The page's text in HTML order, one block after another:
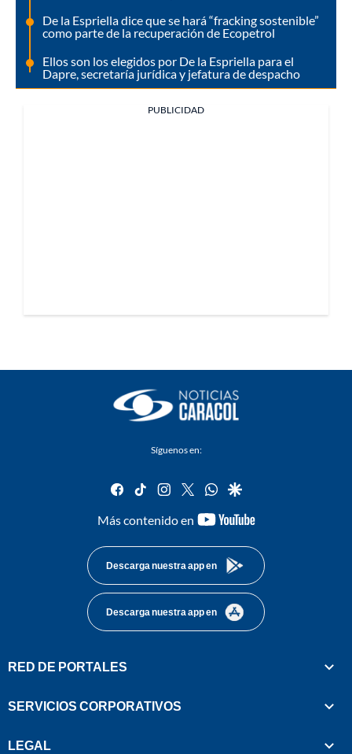
De la Espriella dice que se hará “fracking sostenible”
como parte de la recuperación de Ecopetrol
Ellos son los elegidos por De la Espriella para el
Dapre, secretaría jurídica y jefatura de despacho
PUBLICIDAD
Síguenos en:
facebook
tiktok instagram
twitterwhatsapp
google
Más contenido en
youtube-
Descarga nuestra app en
Descarga nuestra app en
RED DE PORTALES
SERVICIOS CORPORATIVOS
LEGAL